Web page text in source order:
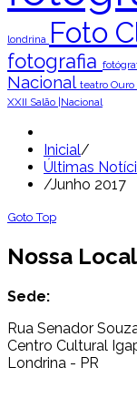
londrina Foto
fotografia
Nacional teatro Ouro
XXII Salão |Nacional
Inicial/
Últimas
/Junho 2017
Goto Top
Nossa
Sede:
Rua Senador
Centro Cultural
Londrina - PR